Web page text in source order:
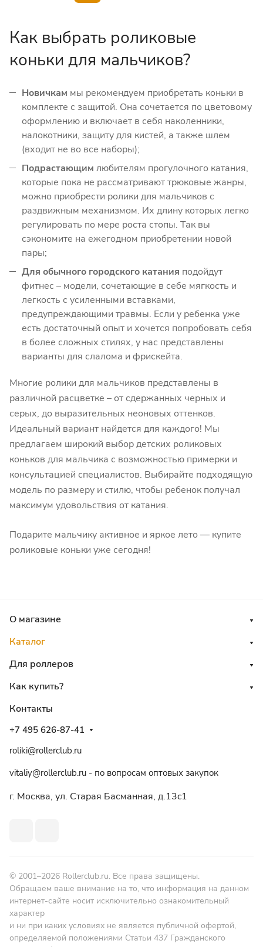
Как выбрать роликовые
коньки для мальчиков?
Новичкам мы рекомендуем приобретать коньки в
комплекте с защитой. Она сочетается по цветовому
оформлению и включает в себя наколенники,
налокотники, защиту для кистей, а также шлем
(входит не во все наборы);
Подрастающим любителям прогулочного катания,
которые пока не рассматривают трюковые жанры,
можно приобрести ролики для мальчиков с
раздвижным механизмом. Их длину которых легко
регулировать по мере роста стопы. Так вы
сэкономите на ежегодном приобретении новой
пары;
Для обычного городского катания подойдут
фитнес – модели, сочетающие в себе мягкость и
легкость с усиленными вставками,
предупреждающими травмы. Если у ребенка уже
есть достаточный опыт и хочется попробовать себя
в более сложных стилях, у нас представлены
варианты для слалома и фрискейта.
Многие ролики для мальчиков представлены в
различной расцветке – от сдержанных черных и
серых, до выразительных неоновых оттенков.
Идеальный вариант найдется для каждого! Мы
предлагаем широкий выбор детских роликовых
коньков для мальчика с возможностью примерки и
консультацией специалистов. Выбирайте подходящую
модель по размеру и стилю, чтобы ребенок получал
максимум удовольствия от катания.
Подарите мальчику активное и яркое лето — купите
роликовые коньки уже сегодня!
О магазине
Каталог
Для роллеров
Как купить?
Контакты
+7 495 626-87-41
roliki@rollerclub.ru
vitaliy@rollerclub.ru - по вопросам оптовых закупок
г. Москва, ул. Старая Басманная, д.13c1
© 2001–2026 Rollerclub.ru. Все права защищены.
Обращаем ваше внимание на то, что информация на данном
интернет-сайте носит исключительно ознакомительный
характер
и ни при каких условиях не является публичной офертой,
определяемой положениями Статьи 437 Гражданского